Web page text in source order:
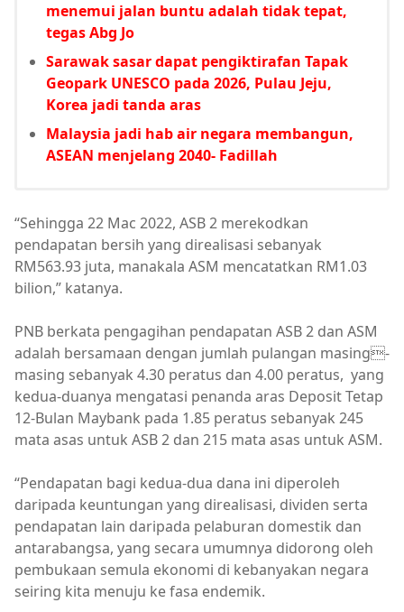
menemui jalan buntu adalah tidak tepat,
tegas Abg Jo
Sarawak sasar dapat pengiktirafan Tapak
Geopark UNESCO pada 2026, Pulau Jeju,
Korea jadi tanda aras
Malaysia jadi hab air negara membangun,
ASEAN menjelang 2040- Fadillah
“Sehingga 22 Mac 2022, ASB 2 merekodkan
pendapatan bersih yang direalisasi sebanyak
RM563.93 juta, manakala ASM mencatatkan RM1.03
bilion,” katanya.
PNB berkata pengagihan pendapatan ASB 2 dan ASM
adalah bersamaan dengan jumlah pulangan masing-
masing sebanyak 4.30 peratus dan 4.00 peratus, yang
kedua-duanya mengatasi penanda aras Deposit Tetap
12-Bulan Maybank pada 1.85 peratus sebanyak 245
mata asas untuk ASB 2 dan 215 mata asas untuk ASM.
“Pendapatan bagi kedua-dua dana ini diperoleh
daripada keuntungan yang direalisasi, dividen serta
pendapatan lain daripada pelaburan domestik dan
antarabangsa, yang secara umumnya didorong oleh
pembukaan semula ekonomi di kebanyakan negara
seiring kita menuju ke fasa endemik.